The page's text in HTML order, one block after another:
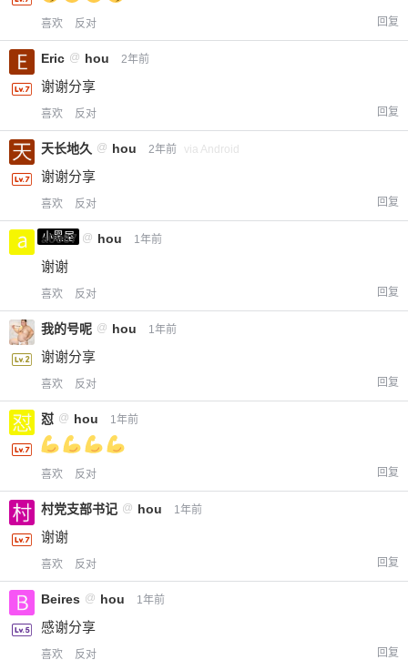
喜欢 反对 回复
Eric @ hou 2年前
谢谢分享
喜欢 反对 回复
天长地久 @ hou 2年前 via Android
谢谢分享
喜欢 反对 回复
小黑屋
a0987 @ hou 1年前
谢谢
喜欢 反对 回复
我的号呢 @ hou 1年前
谢谢分享
喜欢 反对 回复
怼 @ hou 1年前
喜欢 反对 回复
村党支部书记 @ hou 1年前
谢谢
喜欢 反对 回复
Beires @ hou 1年前
感谢分享
喜欢 反对 回复